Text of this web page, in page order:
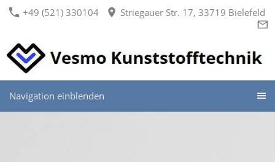
+49 (521) 330104 Striegauer Str. 17, 33719 Bielefeld
Navigation einblenden